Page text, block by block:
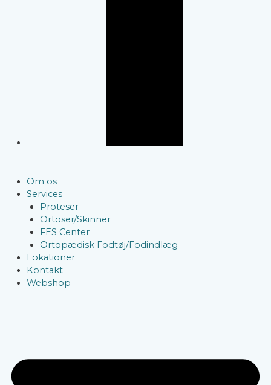
Om os
Services
Proteser
Ortoser/Skinner
FES Center
Ortopædisk Fodtøj/Fodindlæg
Lokationer
Kontakt
Webshop